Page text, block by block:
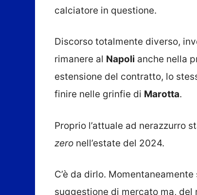
calciatore in questione.
Discorso totalmente diverso,
rimanere al Napoli anche nella
estensione del contratto, lo
finire nelle grinfie di Marotta.
Proprio l’attuale ad nerazzurro
zero nell’estate del 2024.
C’è da dirlo.
suggestione di mercato ma,